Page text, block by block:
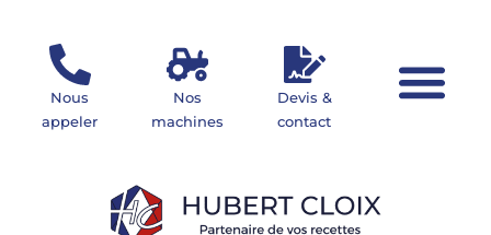
Nous
appeler
Nos
machines
Devis &
contact